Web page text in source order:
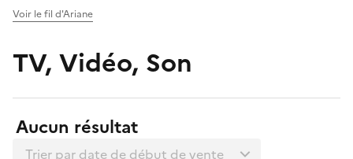
Voir le fil d'Ariane
TV, Vidéo, Son
Résultats:
Aucun résultat
Trier la liste